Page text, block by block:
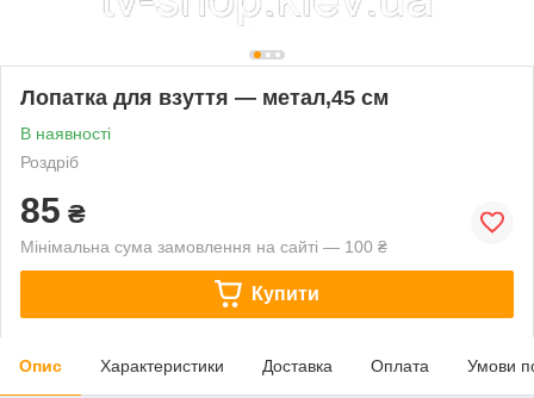
Лопатка для взуття — метал,45 см
В наявності
Роздріб
85 ₴
Мінімальна сума замовлення на сайті — 100 ₴
Купити
Опис Характеристики Доставка Оплата Умови